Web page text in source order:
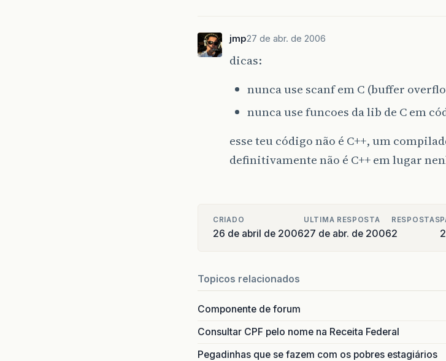
jmp27 de abr. de 2006
dicas:
nunca use scanf em C (buffer
nunca use funcoes da lib de C em
esse teu código não é C++, um
definitivamente não é C++ em lugar
CRIADO
26 de abril de 2006
ULTIMA RESPOSTA
27 de abr. de 2006
RESPOSTAS
2 2
Topicos relacionados
Componente de forum
Consultar CPF pelo nome na Receita Federal
Pegadinhas que se fazem com os pobres estagiários